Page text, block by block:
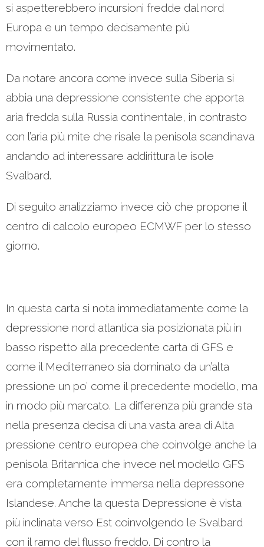
si aspetterebbero incursioni fredde dal nord
Europa e un tempo decisamente più
movimentato.
Da notare ancora come invece sulla Siberia si
abbia una depressione consistente che apporta
aria fredda sulla Russia continentale, in contrasto
con l’aria più mite che risale la penisola scandinava
andando ad interessare addirittura le isole
Svalbard.
Di seguito analizziamo invece ciò che propone il
centro di calcolo europeo ECMWF per lo stesso
giorno.
In questa carta si nota immediatamente come la
depressione nord atlantica sia posizionata più in
basso rispetto alla precedente carta di GFS e
come il Mediterraneo sia dominato da un’alta
pressione un po’ come il precedente modello, ma
in modo più marcato. La differenza più grande sta
nella presenza decisa di una vasta area di Alta
pressione centro europea che coinvolge anche la
penisola Britannica che invece nel modello GFS
era completamente immersa nella depressone
Islandese. Anche la questa Depressione è vista
più inclinata verso Est coinvolgendo le Svalbard
con il ramo del flusso freddo. Di contro la